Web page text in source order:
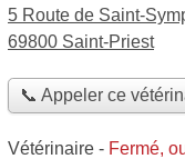
5 Route de Saint-
69800 Saint-Priest
📞 Appeler ce
Vétérinaire - Fermé,